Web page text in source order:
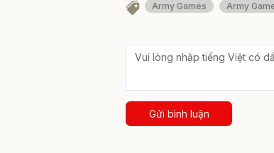
Army Games Army
Gửi bình luận